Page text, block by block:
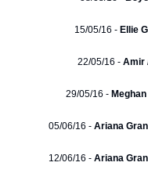
15/05/16 - Ellie
22/05/16 - Amir
29/05/16 -
05/06/16 - Ariana
12/06/16 - Ariana